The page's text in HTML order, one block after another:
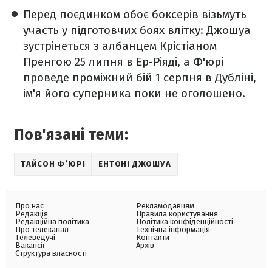
Перед поєдинком обоє боксерів візьмуть
участь у підготовчих боях влітку: Джошуа
зустрінеться з албанцем Крістіаном
Пренгою 25 липня в Ер-Ріяді, а Ф'юрі
проведе проміжний бій 1 серпня в Дубліні,
ім'я його суперника поки не оголошено.
Пов'язані теми:
ТАЙСОН Ф’ЮРІ ЕНТОНІ ДЖОШУА
Про нас
Редакція
Редакційна політика
Про телеканал
Телеведучі
Вакансії
Структура власності
Рекламодавцям
Правила користування
Політика конфіденційності
Технічна інформація
Контакти
Архів